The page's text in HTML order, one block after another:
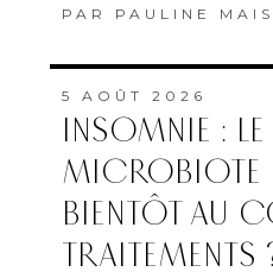
PAR PAULINE
5 AOÛT 2026
INSOMNIE : LE
MICROBIOTE
BIENTÔT AU
TRAITEMENTS